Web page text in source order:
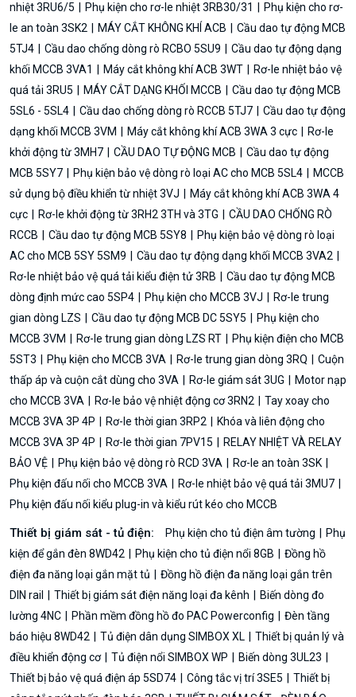
nhiệt 3RU6/5
Phụ kiện cho rơ-le nhiệt 3RB30/31
Phụ kiện cho rơ-
le an toàn 3SK2
MÁY CẮT KHÔNG KHÍ ACB
Cầu dao tự động MCB
5TJ4
Cầu dao chống dòng rò RCBO 5SU9
Cầu dao tự động dạng
khối MCCB 3VA1
Máy cắt không khí ACB 3WT
Rơ-le nhiệt bảo vệ
quá tải 3RU5
MÁY CẮT DẠNG KHỐI MCCB
Cầu dao tự động MCB
5SL6 - 5SL4
Cầu dao chống dòng rò RCCB 5TJ7
Cầu dao tự động
dạng khối MCCB 3VM
Máy cắt không khí ACB 3WA 3 cực
Rơ-le
khởi động từ 3MH7
CẦU DAO TỰ ĐỘNG MCB
Cầu dao tự động
MCB 5SY7
Phụ kiện bảo vệ dòng rò loại AC cho MCB 5SL4
MCCB
sử dụng bộ điều khiển từ nhiệt 3VJ
Máy cắt không khí ACB 3WA 4
cực
Rơ-le khởi động từ 3RH2 3TH và 3TG
CẦU DAO CHỐNG RÒ
RCCB
Cầu dao tự động MCB 5SY8
Phụ kiện bảo vệ dòng rò loại
AC cho MCB 5SY 5SM9
Cầu dao tự động dạng khối MCCB 3VA2
Rơ-le nhiệt bảo vệ quá tải kiểu điện tử 3RB
Cầu dao tự động MCB
dòng định mức cao 5SP4
Phụ kiện cho MCCB 3VJ
Rơ-le trung
gian dòng LZS
Cầu dao tự động MCB DC 5SY5
Phụ kiện cho
MCCB 3VM
Rơ-le trung gian dòng LZS RT
Phụ kiện điện cho MCB
5ST3
Phụ kiện cho MCCB 3VA Rơ-le trung gian dòng 3RQ
Cuộn
thấp áp và cuộn cắt dùng cho 3VA
Rơ-le giám sát 3UG
Motor nạp
cho MCCB 3VA
Rơ-le bảo vệ nhiệt động cơ 3RN2
Tay xoay cho
MCCB 3VA 3P 4P
Rơ-le thời gian 3RP2
Khóa và liên động cho
MCCB 3VA 3P 4P
Rơ-le thời gian 7PV15
RELAY NHIỆT VÀ RELAY
BẢO VỆ
Phụ kiện bảo vệ dòng rò RCD 3VA
Rơ-le an toàn 3SK
Phụ kiện đấu nối cho MCCB 3VA
Rơ-le nhiệt bảo vệ quá tải 3MU7
Phụ kiện đấu nối kiểu plug-in và kiểu rút kéo cho MCCB
Thiết bị giám sát - tủ điện: Phụ kiện cho tủ điện âm tường
Phụ
kiện để gắn đèn 8WD42
Phụ kiện cho tủ điện nổi 8GB
Đồng hồ
điện đa năng loại gắn mặt tủ
Đồng hồ điện đa năng loại gắn trên
DIN rail
Thiết bị giám sát điện năng loại đa kênh
Biến dòng đo
lường 4NC
Phần mềm đồng hồ đo PAC Powerconfig
Đèn tầng
báo hiệu 8WD42
Tủ điện dân dụng SIMBOX XL
Thiết bị quản lý và
điều khiển động cơ
Tủ điện nổi SIMBOX WP
Biến dòng 3UL23
Thiết bị bảo vệ quá điện áp 5SD74
Công tắc vị trí 3SE5
Thiết bị